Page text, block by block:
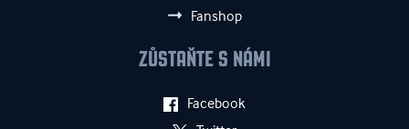
Fanshop
ZŮSTAŇTE S NÁMI
Facebook